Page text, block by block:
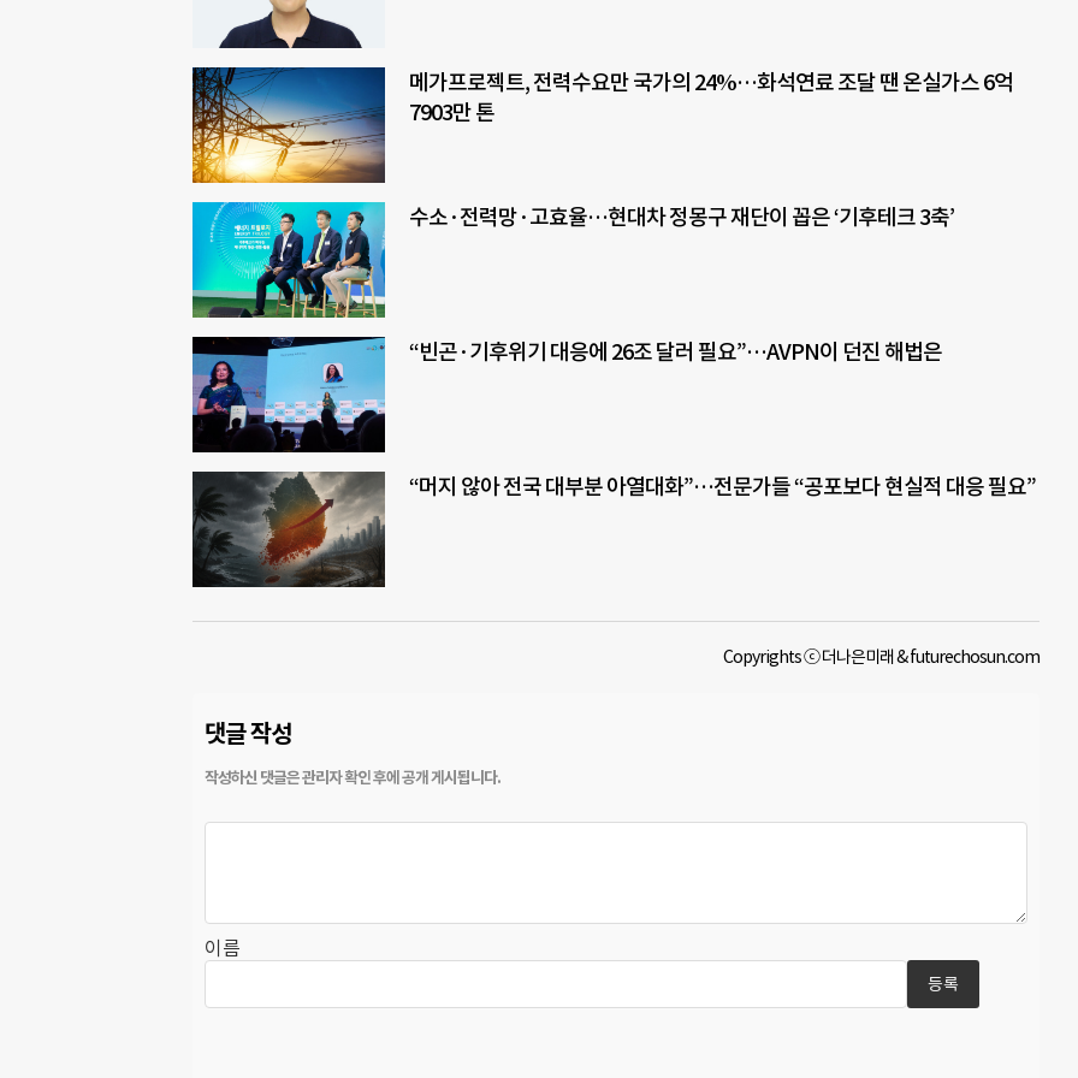
메가프로젝트, 전력수요만 국가의 24%…화석연료 조달 땐 온실가스 6억
7903만 톤
수소·전력망·고효율…현대차 정몽구 재단이 꼽은 ‘기후테크 3축’
“빈곤·기후위기 대응에 26조 달러 필요”…AVPN이 던진 해법은
“머지 않아 전국 대부분 아열대화”…전문가들 “공포보다 현실적 대응 필요”
Copyrights ⓒ 더나은미래 & futurechosun.com
댓글 작성
이름